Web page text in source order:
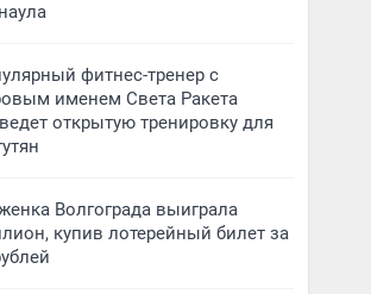
фитнес-тренер с
именем Света Ракета
открытую тренировку для
Волгограда выиграла
купив лотерейный билет за